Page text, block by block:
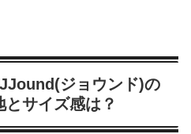
ジョウンド)の
サイズ感は？